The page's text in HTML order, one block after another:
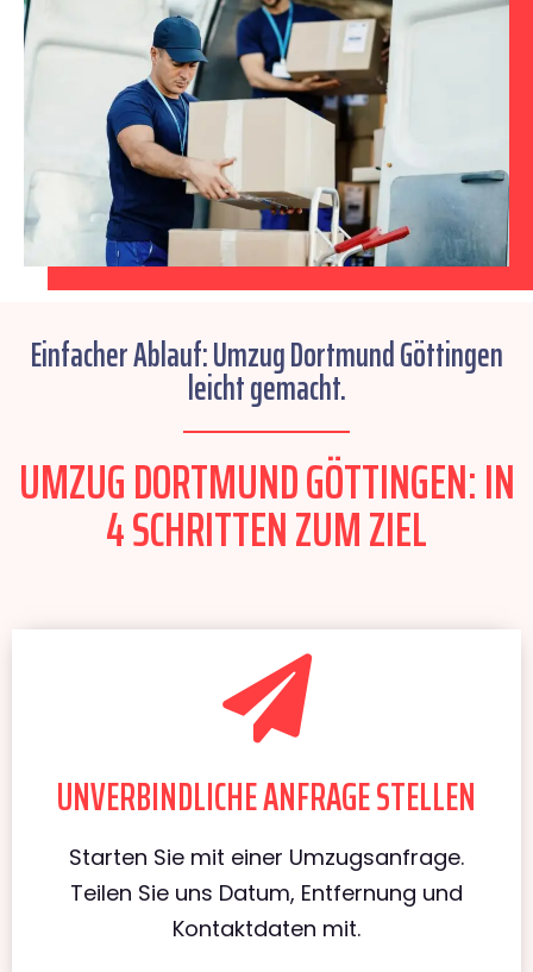
Einfacher Ablauf: Umzug Dortmund Göttingen
leicht gemacht.
UMZUG DORTMUND GÖTTINGEN: IN
4 SCHRITTEN ZUM ZIEL
UNVERBINDLICHE ANFRAGE STELLEN
Starten Sie mit einer Umzugsanfrage.
Teilen Sie uns Datum, Entfernung und
Kontaktdaten mit.